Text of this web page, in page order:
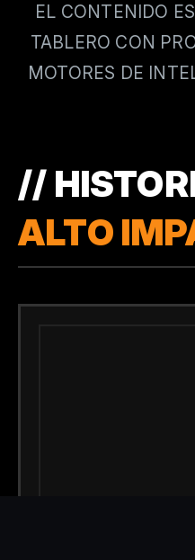
EL CONTENIDO
TABLERO CON
MOTORES DE
//
ALTO